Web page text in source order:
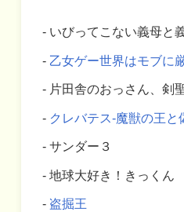
いびってこない義母と
乙女ゲー世界はモブに
片田舎のおっさん、剣
クレバテス-魔獣の王と
サンダー３
地球大好き！きっくん
盗掘王